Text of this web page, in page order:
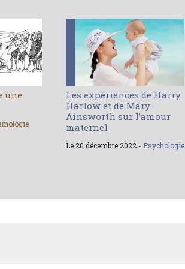
une
Les expériences de Harry
Harlow et de Mary
Ainsworth sur l’amour
maternel
Le 20 décembre 2022 - Psychologie